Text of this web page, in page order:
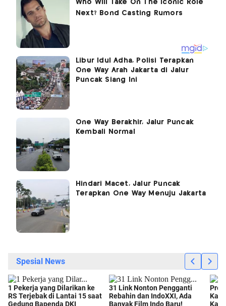
Libur Idul Adha, Polisi Terapkan
One Way Arah Jakarta di Jalur
Puncak Siang Ini
One Way Berakhir, Jalur Puncak
Kembali Normal
Hindari Macet, Jalur Puncak
Terapkan One Way Menuju Jakarta